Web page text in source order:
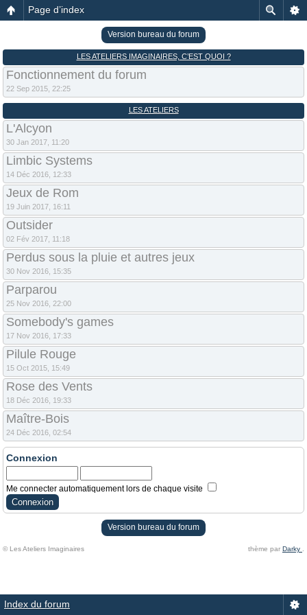
Page d’index
Version bureau du forum
LES ATELIERS IMAGINAIRES, C’EST QUOI ?
Fonctionnement du forum
22 Sep 2015, 22:25
LES ATELIERS
L'Alcyon
30 Jan 2017, 11:20
Limbic Systems
14 Déc 2016, 12:33
Jeux de Rom
19 Juin 2017, 16:11
Outsider
02 Fév 2017, 11:18
Perdus sous la pluie et autres jeux
30 Nov 2016, 15:35
Parparou
25 Nov 2016, 22:00
Somebody's games
17 Nov 2016, 17:33
Pilule Rouge
15 Oct 2015, 15:49
Rose des Vents
18 Déc 2016, 19:33
Maître-Bois
24 Déc 2016, 02:54
Connexion
Me connecter automatiquement lors de chaque visite
Version bureau du forum
© Les Ateliers Imaginaires thème par Darky
Index du forum